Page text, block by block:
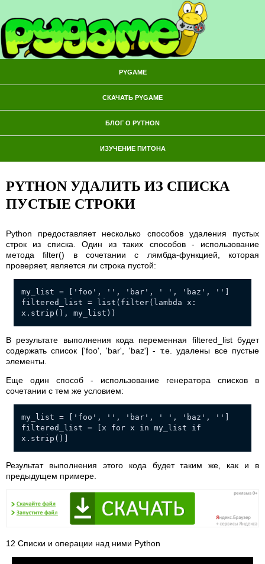
PYGAME
СКАЧАТЬ PYGAME
БЛОГ О PYTHON
ИЗУЧЕНИЕ ПИТОНА
PYTHON УДАЛИТЬ ИЗ СПИСКА
ПУСТЫЕ СТРОКИ
Python предоставляет несколько способов удаления пустых
строк из списка. Один из таких способов - использование
метода filter() в сочетании с лямбда-функцией, которая
проверяет, является ли строка пустой:
my_list = ['foo', '', 'bar', ' ', 'baz', '']
filtered_list = list(filter(lambda x:
x.strip(), my_list))
В результате выполнения кода переменная filtered_list будет
содержать список ['foo', 'bar', 'baz'] - т.е. удалены все пустые
элементы.
Еще один способ - использование генератора списков в
сочетании с тем же условием:
my_list = ['foo', '', 'bar', ' ', 'baz', '']
filtered_list = [x for x in my_list if
x.strip()]
Результат выполнения этого кода будет таким же, как и в
предыдущем примере.
12 Списки и операции над ними Python